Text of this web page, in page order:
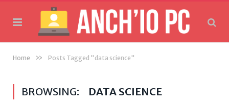
Home » Posts Tagged "data science"
BROWSING: DATA SCIENCE